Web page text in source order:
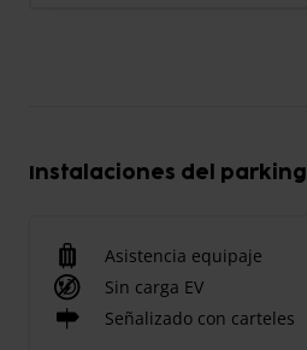
Instalaciones del parking
Asistencia equipaje
Sin carga EV
Señalizado con carteles